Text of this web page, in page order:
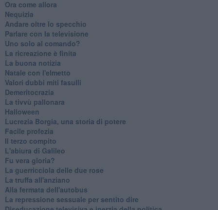
Ora come allora
Nequizia
Andare oltre lo specchio
Parlare con la televisione
Uno solo al comando?
La ricreazione è finita
La buona notizia
Natale con l'elmetto
Valori dubbi miti fasulli
Demeritocrazia
La tivvù pallonara
Halloween
​Lucrezia Borgia, una storia di potere
Facile profezia
Il terzo compito
L'abiura di Galileo
Fu vera gloria?
La guerricciola delle due rose
La truffa all'anziano
Alla fermata dell'autobus
La repressione sessuale per sentito dire